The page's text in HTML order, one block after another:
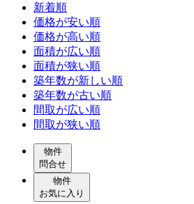
新着順
価格が安い順
価格が高い順
面積が広い順
面積が狭い順
築年数が新しい順
築年数が古い順
間取が広い順
間取が狭い順
物件
問合せ
物件
お気に入り